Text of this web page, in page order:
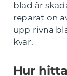
blad är
reparation
upp rivna
kvar.
Hur